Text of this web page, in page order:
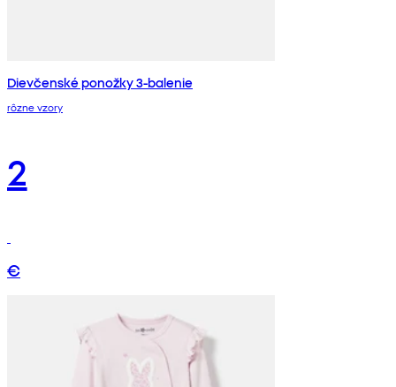
Dievčenské ponožky 3-balenie
rôzne vzory
2
€